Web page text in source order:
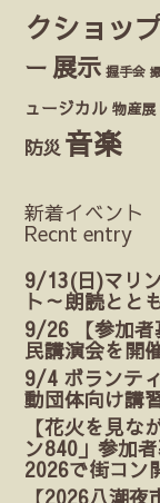
クショッ
ー 展示 握手会
ュージカル 物産展
防災 音楽
新着イベント
Recnt entry
9/13(日)マリ
ト～朗読とと
9/26 【参加者
民講演会を開
9/4 ボランテ
動団体向け講
【花火を見な
ン840」参加
2026で街コン
【2026八潮